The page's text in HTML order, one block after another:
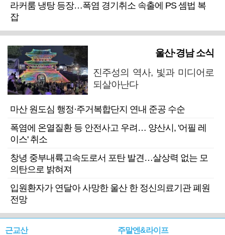
라커룸 냉탕 등장…폭염 경기취소 속출에 PS 셈법 복
잡
울산·경남 소식
진주성의 역사, 빛과 미디어로
되살아난다
마산 원도심 행정·주거복합단지 연내 준공 수순
폭염에 온열질환 등 안전사고 우려… 양산시, '어필 레
이스' 취소
창녕 중부내륙고속도로서 포탄 발견…살상력 없는 모
의탄으로 밝혀져
입원환자가 연달아 사망한 울산 한 정신의료기관 폐원
전망
근교산 주말엔&라이프